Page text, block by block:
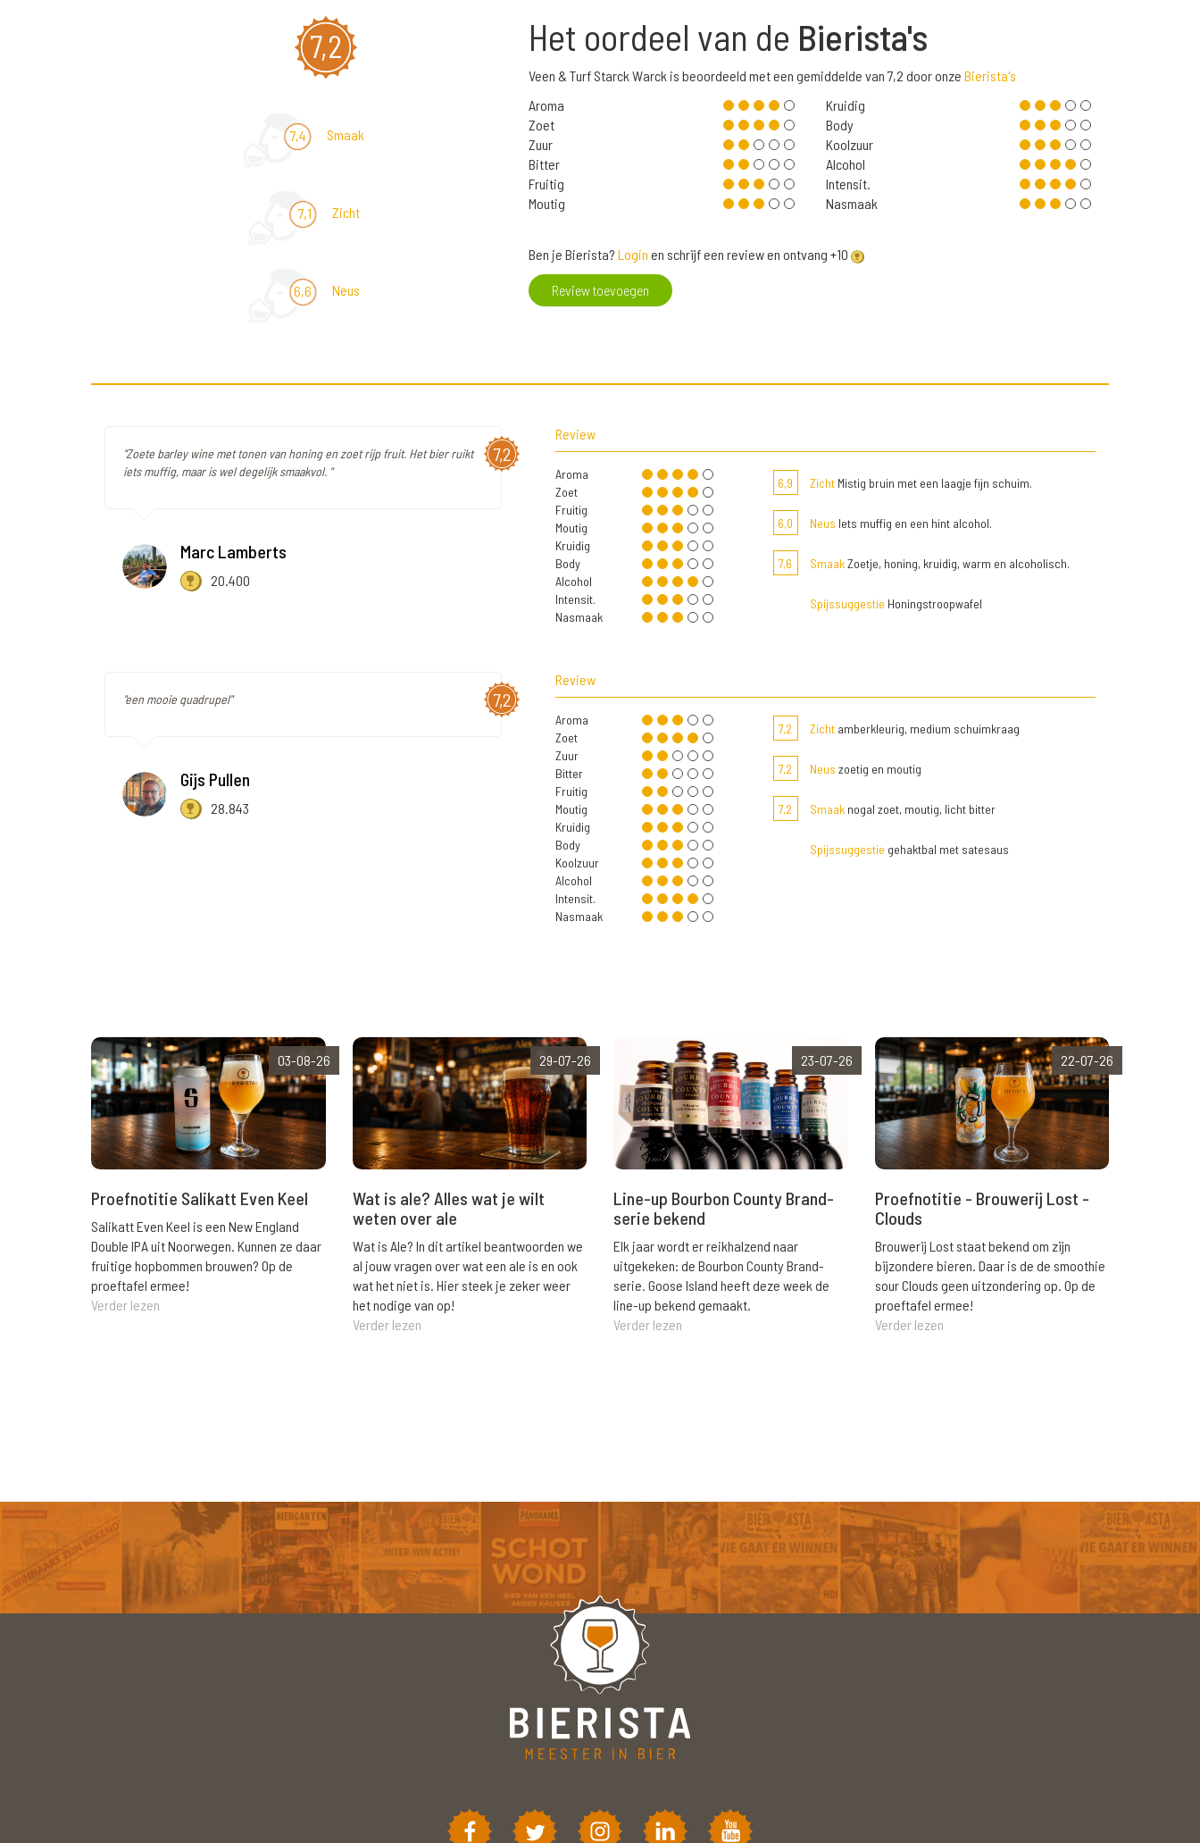
7,2
7,4 Smaak
7,1 Zicht
6,6 Neus
Het oordeel van de Bierista's
Veen & Turf Starck Warck is beoordeeld met een gemiddelde van 7,2 door onze Bierista's
Aroma
Zoet
Zuur
Bitter
Fruitig
Moutig
Kruidig
Body
Koolzuur
Alcohol
Intensit.
Nasmaak
Ben je Bierista? Login en schrijf een review en ontvang +10
Review toevoegen
7,2
"Zoete barley wine met tonen van honing en zoet rijp fruit. Het bier ruikt
iets muffig, maar is wel degelijk smaakvol. "
Marc Lamberts
20.400
Review
Aroma
Zoet
Fruitig
Moutig
Kruidig
Body
Alcohol
Intensit.
Nasmaak
6,9 ZichtMistig bruin met een laagje fijn schuim.
6,0 Neus Iets muffig en een hint alcohol.
7,6 SmaakZoetje, honing, kruidig, warm en alcoholisch.
Spijssuggestie Honingstroopwafel
7,2
"een mooie quadrupel"
Gijs Pullen
28.843
Review
Aroma
Zoet
Zuur
Bitter
Fruitig
Moutig
Kruidig
Body
Koolzuur
Alcohol
Intensit.
Nasmaak
7,2 Zichtamberkleurig, medium schuimkraag
7,2 Neus zoetig en moutig
7,2 Smaaknogal zoet, moutig, licht bitter
Spijssuggestie gehaktbal met satesaus
03-08-26
Proefnotitie Salikatt Even Keel
Salikatt Even Keel is een New England
Double IPA uit Noorwegen. Kunnen ze daar
fruitige hopbommen brouwen? Op de
proeftafel ermee!
Verder lezen
29-07-26
Wat is ale? Alles wat je wilt
weten over ale
Wat is Ale? In dit artikel beantwoorden we
al jouw vragen over wat een ale is en ook
wat het niet is. Hier steek je zeker weer
het nodige van op!
Verder lezen
23-07-26
Line-up Bourbon County Brand-
serie bekend
Elk jaar wordt er reikhalzend naar
uitgekeken: de Bourbon County Brand-
serie. Goose Island heeft deze week de
line-up bekend gemaakt.
Verder lezen
22-07-26
Proefnotitie - Brouwerij Lost -
Clouds
Brouwerij Lost staat bekend om zijn
bijzondere bieren. Daar is de de smoothie
sour Clouds geen uitzondering op. Op de
proeftafel ermee!
Verder lezen